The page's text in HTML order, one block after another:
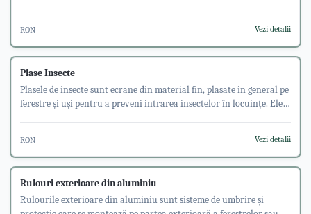
RON Vezi detalii
Plase Insecte
Plasele de insecte sunt ecrane din material fin, plasate în general pe
ferestre și uși pentru a preveni intrarea insectelor în locuințe. Ele
permite circulația aerului și a luminii, în timp ce blochează accesul
insectelor.
RON Vezi detalii
Rulouri exterioare din aluminiu
Rulourile exterioare din aluminiu sunt sisteme de umbrire și